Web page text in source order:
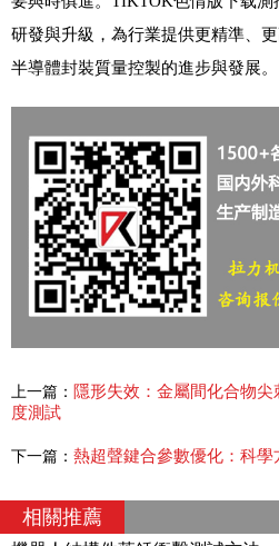
研發與升級，為行業提供更精準、
半導體封裝質量控製的進步與發展。
上一篇： 隱形失效：金屬間化合物
度測試
下一篇： 熱超聲鍵合參數優化：科
相關推薦